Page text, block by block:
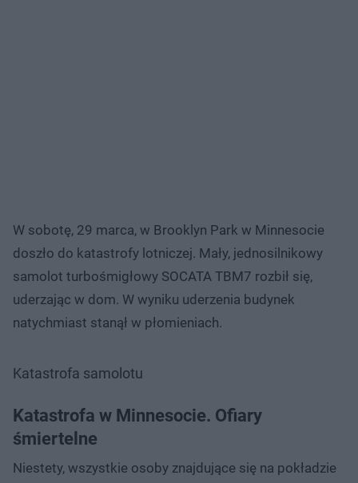
W sobotę, 29 marca, w Brooklyn Park w Minnesocie
doszło do katastrofy lotniczej. Mały, jednosilnikowy
samolot turbośmigłowy SOCATA TBM7 rozbił się,
uderzając w dom. W wyniku uderzenia budynek
natychmiast stanął w płomieniach.
Katastrofa samolotu
Katastrofa w Minnesocie. Ofiary
śmiertelne
Niestety, wszystkie osoby znajdujące się na pokładzie